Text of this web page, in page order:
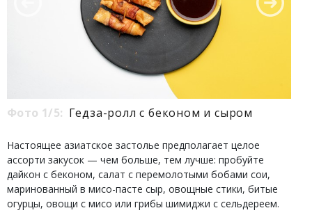
Фото 1/5: Гедза-ролл с беконом и сыром
Настоящее азиатское застолье предполагает целое
ассорти закусок — чем больше, тем лучше: пробуйте
дайкон с беконом, салат с перемолотыми бобами сои,
маринованный в мисо-пасте сыр, овощные стики, битые
огурцы, овощи с мисо или грибы шимиджи с сельдереем.